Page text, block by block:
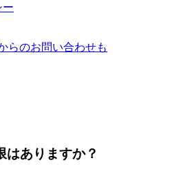
ー
はありますか？